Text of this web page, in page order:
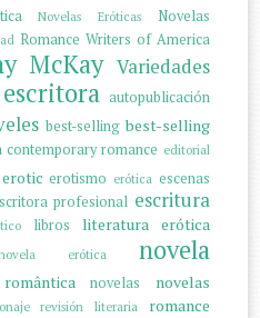
Novelas Eróticas
Novelas
Romance Writers of America
McKay Variedades
autopublicación
best-selling best-selling
contemporary romance editorial
erotic erotismo erótica escenas
profesional escritura
libros
literatura erótica
erótica
novela
novelas
novelas
revisión literaria romance